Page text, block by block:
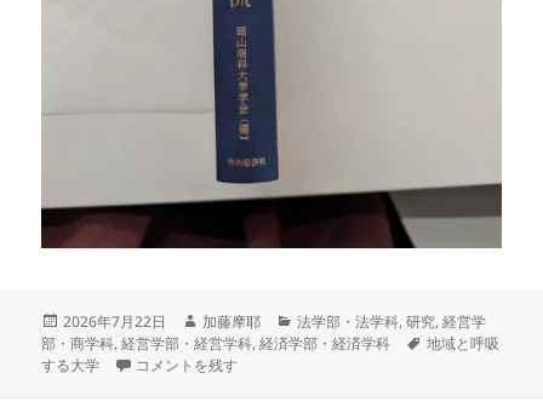
投
稿
日:
2026年7月22日
作
成
者
加藤摩耶
カ
テ
法学部・法学科,研究,経営学
部・商学科,経営学部・経営学科,経済学部・経済学科
タ
地域と呼吸
する大学
岡山商科大学創立60周年記念論文集「社会科学の知と実践の
コメントを残す